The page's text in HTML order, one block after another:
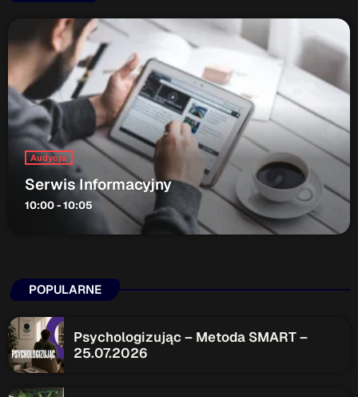
Audycja
Serwis Informacyjny
10:00 - 10:05
POPULARNE
Psychologizując – Metoda SMART –
25.07.2026